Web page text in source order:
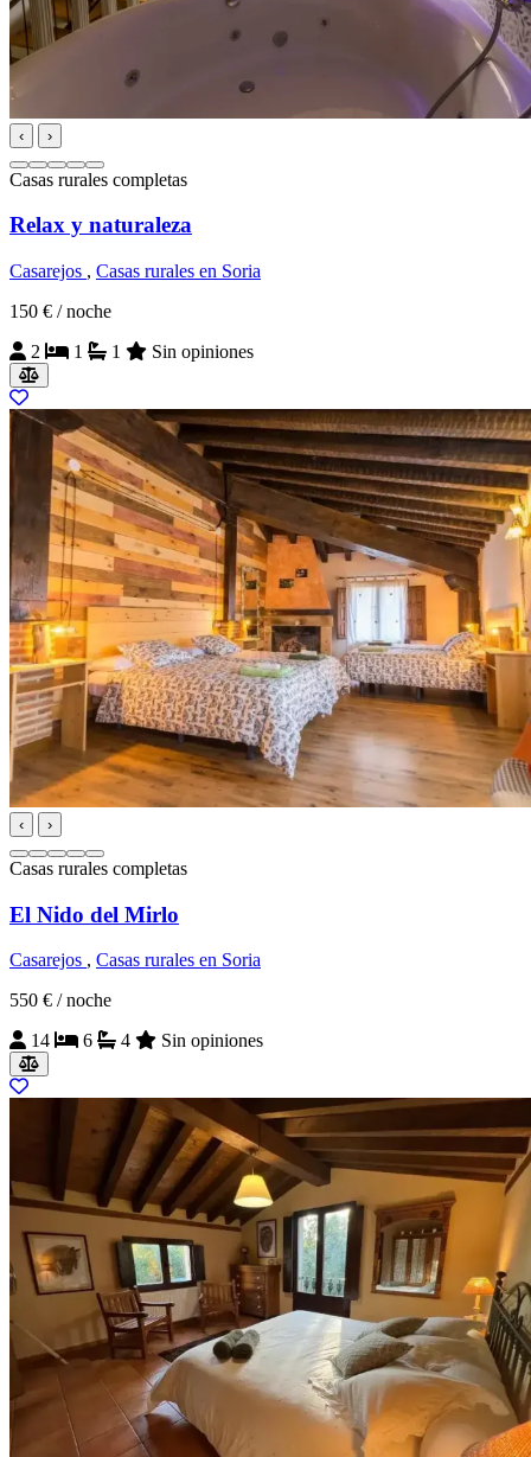
‹ ›
Casas rurales completas
Relax y naturaleza
Casarejos , Casas rurales en Soria
150 € / noche
2
1 1 Sin opiniones
‹ ›
Casas rurales completas
El Nido del Mirlo
Casarejos , Casas rurales en Soria
550 € / noche
14
6 4 Sin opiniones